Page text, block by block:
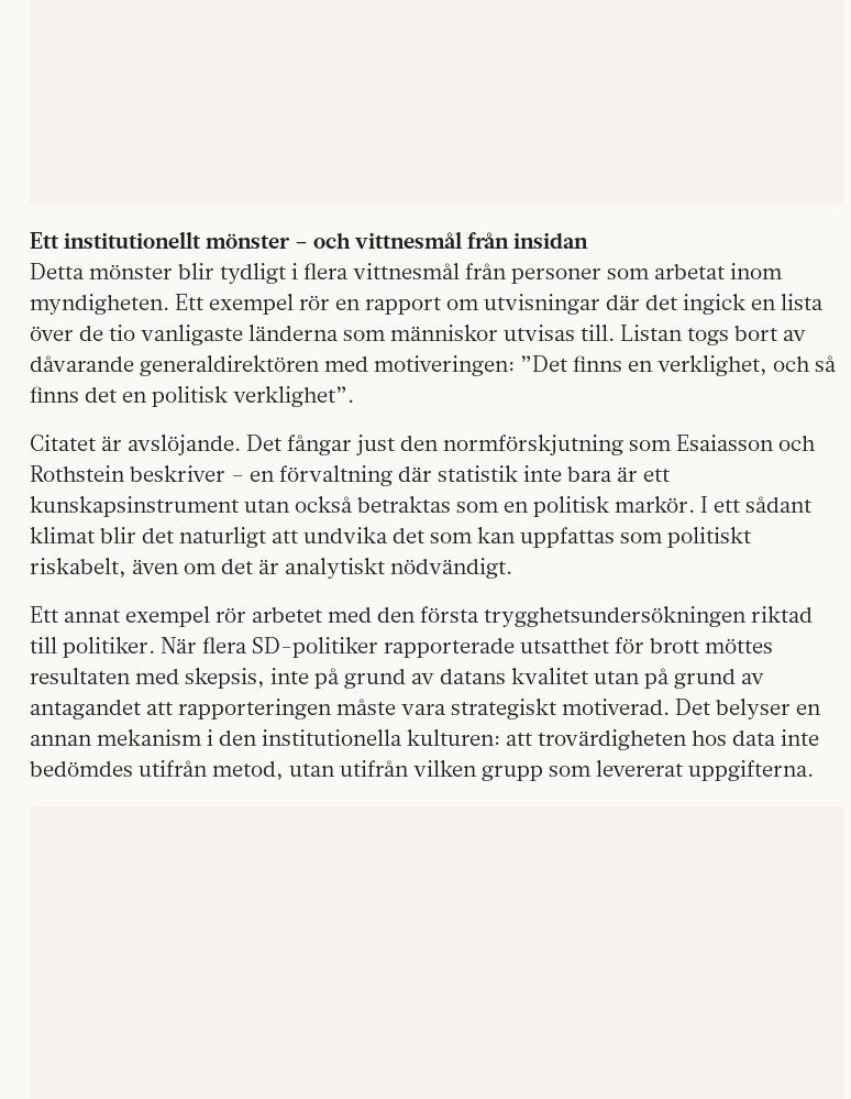
Ett institutionellt mönster – och vittnesmål från insidan
Detta mönster blir tydligt i flera vittnesmål från personer som arbetat inom
myndigheten. Ett exempel rör en rapport om utvisningar där det ingick en lista
över de tio vanligaste länderna som människor utvisas till. Listan togs bort av
dåvarande generaldirektören med motiveringen: ”Det finns en verklighet, och så
finns det en politisk verklighet”.
Citatet är avslöjande. Det fångar just den normförskjutning som Esaiasson och
Rothstein beskriver – en förvaltning där statistik inte bara är ett
kunskapsinstrument utan också betraktas som en politisk markör. I ett sådant
klimat blir det naturligt att undvika det som kan uppfattas som politiskt
riskabelt, även om det är analytiskt nödvändigt.
Ett annat exempel rör arbetet med den första trygghetsundersökningen riktad
till politiker. När flera SD-politiker rapporterade utsatthet för brott möttes
resultaten med skepsis, inte på grund av datans kvalitet utan på grund av
antagandet att rapporteringen måste vara strategiskt motiverad. Det belyser en
annan mekanism i den institutionella kulturen: att trovärdigheten hos data inte
bedömdes utifrån metod, utan utifrån vilken grupp som levererat uppgifterna.